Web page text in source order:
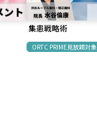
集患戦略術
ORTC PRIME見放題対象